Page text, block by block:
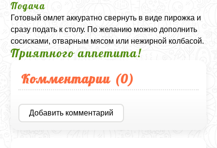
Подача
Готовый омлет аккуратно свернуть в виде пирожка и
сразу подать к столу. По желанию можно дополнить
сосисками, отварным мясом или нежирной колбасой.
Приятного аппетита!
Комментарии (0)
Добавить комментарий